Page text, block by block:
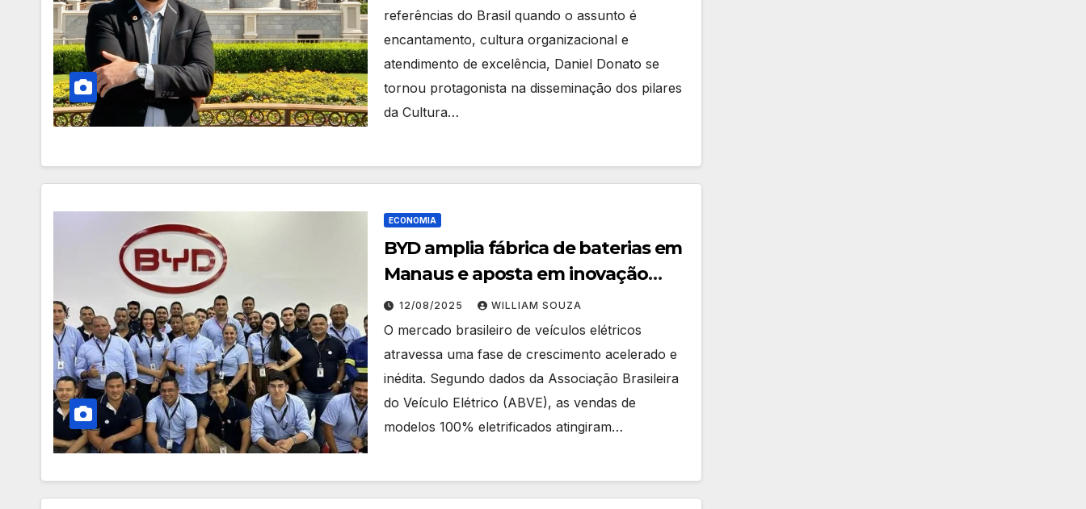
clientes
referências do Brasil quando o assunto é
encantamento, cultura organizacional e
atendimento de excelência, Daniel Donato se
tornou protagonista na disseminação dos pilares
da Cultura…
ECONOMIA
BYD amplia fábrica de baterias em
Manaus e aposta em inovação
tecnológica
12/08/2025 WILLIAM SOUZA
O mercado brasileiro de veículos elétricos
atravessa uma fase de crescimento acelerado e
inédita. Segundo dados da Associação Brasileira
do Veículo Elétrico (ABVE), as vendas de
modelos 100% eletrificados atingiram…